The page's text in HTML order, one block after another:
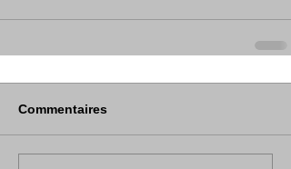
Commentaires